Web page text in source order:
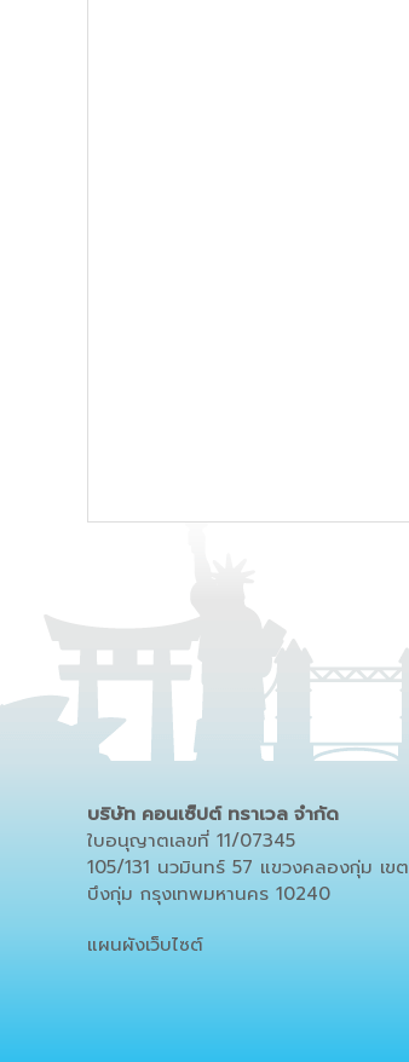
บริษัท คอนเซ็ปต์ ทราเวล จำกัด
ใบอนุญาตเลขที่ 11/07345
105/131 นวมินทร์ 57 แขวงคลองกุ่ม เขต
บึงกุ่ม กรุงเทพมหานคร 10240
แผนผังเว็บไซต์